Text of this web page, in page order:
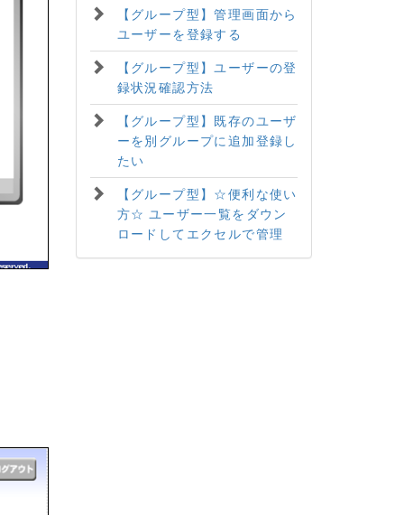
【グループ型】管理画面から
ユーザーを登録する
【グループ型】ユーザーの登
録状況確認方法
【グループ型】既存のユーザ
ーを別グループに追加登録し
たい
【グループ型】☆便利な使い
方☆ ユーザー一覧をダウン
ロードしてエクセルで管理